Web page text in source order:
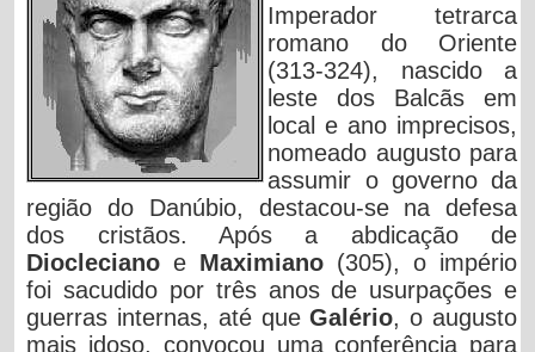
Imperador tetrarca
romano do Oriente
(313-324), nascido a
leste dos Balcãs em
local e ano imprecisos,
nomeado augusto para
assumir o governo da
região do Danúbio, destacou-se na defesa
dos cristãos. Após a abdicação de
Diocleciano e Maximiano (305), o império
foi sacudido por três anos de usurpações e
guerras internas, até queGalério, o augusto
mais idoso, convocou uma conferência para